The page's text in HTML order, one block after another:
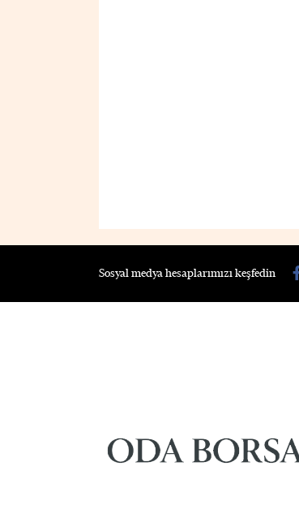
Sosyal medya hesaplarımızı keşfedin